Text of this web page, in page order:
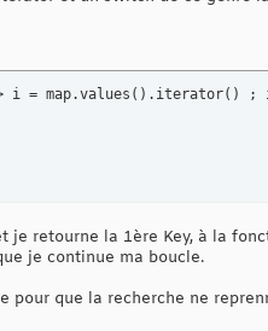
i = map.values ( ) .iterator( ) ;
retourne la 1ère Key, à la
je continue ma boucle.
pour que la recherche ne